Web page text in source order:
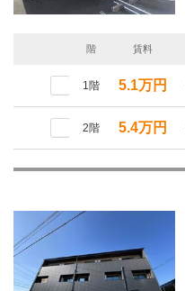
階 賃料
1階 5.1万円
2階 5.4万円